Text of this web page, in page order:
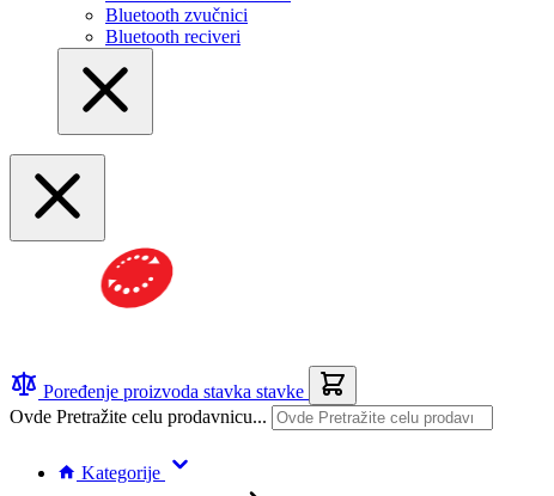
Bluetooth zvučnici
Bluetooth reciveri
Poređenje proizvoda stavka stavke
Ovde Pretražite celu prodavnicu...
Kategorije